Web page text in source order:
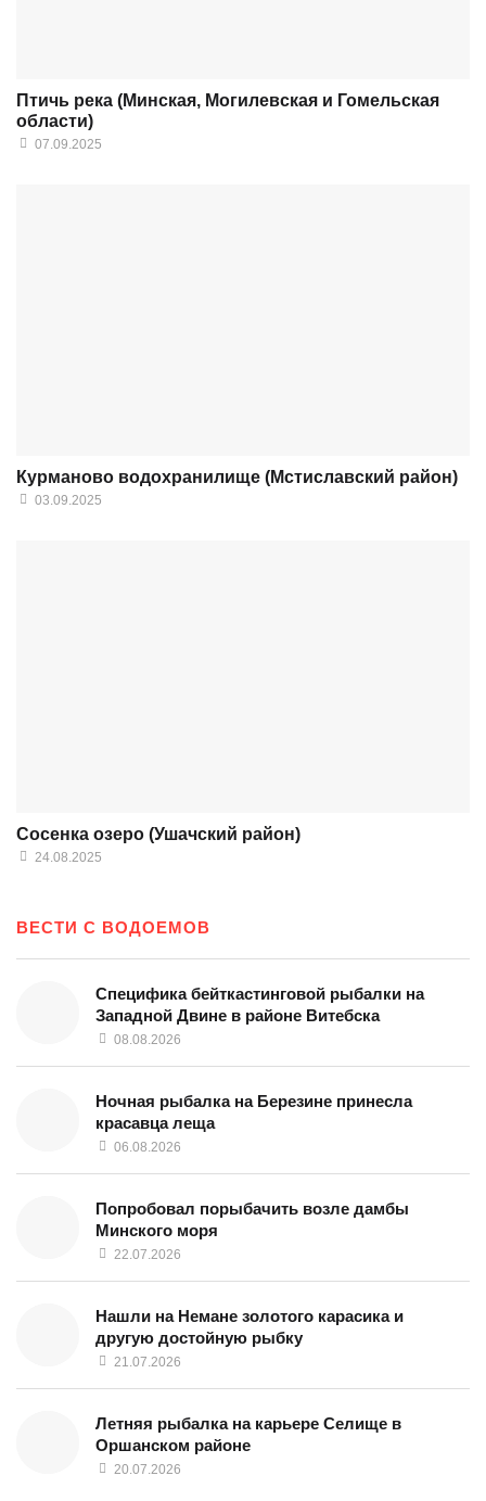
Птичь река (Минская, Могилевская и Гомельская
области)
07.09.2025
Курманово водохранилище (Мстиславский район)
03.09.2025
Сосенка озеро (Ушачский район)
24.08.2025
ВЕСТИ С ВОДОЕМОВ
Специфика бейткастинговой рыбалки на
Западной Двине в районе Витебска
08.08.2026
Ночная рыбалка на Березине принесла
красавца леща
06.08.2026
Попробовал порыбачить возле дамбы
Минского моря
22.07.2026
Нашли на Немане золотого карасика и
другую достойную рыбку
21.07.2026
Летняя рыбалка на карьере Селище в
Оршанском районе
20.07.2026